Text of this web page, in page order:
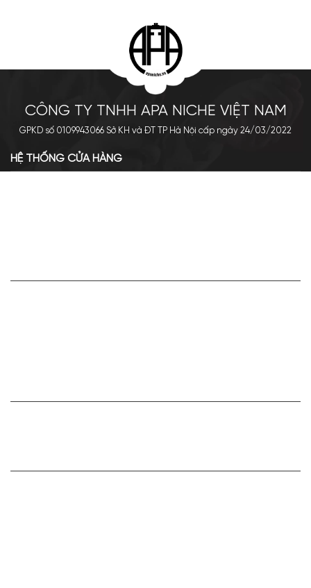
CÔNG TY TNHH APA NICHE VIỆT NAM
GPKD số 0109943066 Sở KH và ĐT TP Hà Nội cấp ngày 24/03/2022
HỆ THỐNG CỬA HÀNG